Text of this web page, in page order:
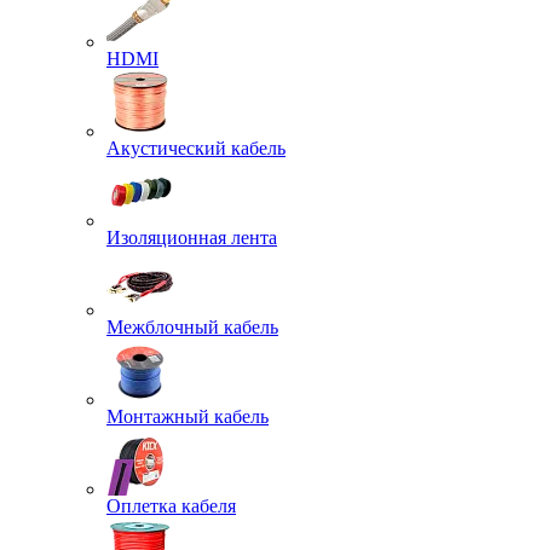
HDMI
Акустический кабель
Изоляционная лента
Межблочный кабель
Монтажный кабель
Оплетка кабеля